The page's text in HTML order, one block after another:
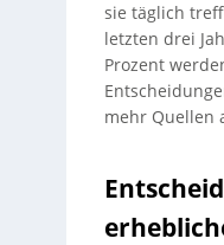
sie täglich
letzten drei
Prozent
mehr Quellen